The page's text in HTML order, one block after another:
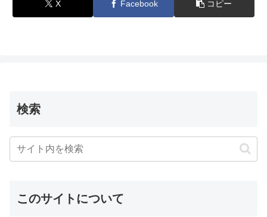
X Facebook コピー
検索
このサイトについて